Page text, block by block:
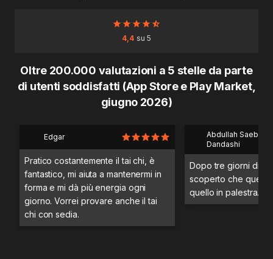
4,4 su 5
Oltre 200.000 valutazioni a 5 stelle da parte
di utenti soddisfatti (App Store e Play Market,
giugno 2026)
Edgar
Pratico costantemente il tai chi, è
fantastico, mi aiuta a mantenermi in
forma e mi dà più energia ogni
giorno. Vorrei provare anche il tai
chi con sedia.
Abdullah Saeb Al
Dandashi
Dopo tre giorni di
scoperto che
quello in palestra.